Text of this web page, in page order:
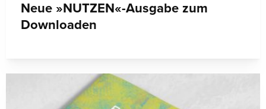
Neue »NUTZEN«-Ausgabe zum
Downloaden